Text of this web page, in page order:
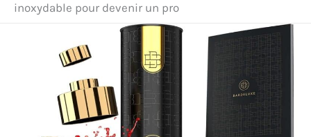
inoxydable pour devenir un pro